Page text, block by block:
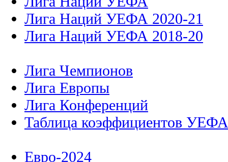
Лига Наций УЕФА 2020-21
Лига Наций УЕФА 2018-20
Лига Чемпионов
Лига Европы
Лига Конференций
Таблица коэффициентов УЕФА
Евро-2024